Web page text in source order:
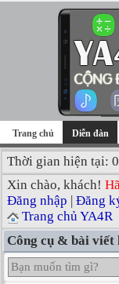
Trang chủ Diễn đàn
Thời gian hiện tại:
Xin chào, khách!
Đăng nhập | Đăng
Trang chủ YA4R
Công cụ & bài viết